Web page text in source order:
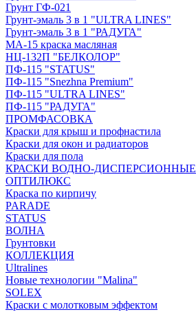
Грунт ГФ-021
Грунт-эмаль 3 в 1 "ULTRA LINES"
Грунт-эмаль 3 в 1 "РАДУГА"
МА-15 краска масляная
НЦ-132П "БЕЛКОЛОР"
ПФ-115 "STATUS"
ПФ-115 "Snezhna Premium"
ПФ-115 "ULTRA LINES"
ПФ-115 "РАДУГА"
ПРОМФАСОВКА
Краски для крыш и профнастила
Краски для окон и радиаторов
Краски для пола
КРАСКИ ВОДНО-ДИСПЕРСИОННЫЕ
ОПТИЛЮКС
Краска по кирпичу
PARADE
STATUS
ВОЛНА
Грунтовки
КОЛЛЕКЦИЯ
Ultralines
Новые технологии "Malina"
SOLEX
Краски с молотковым эффектом